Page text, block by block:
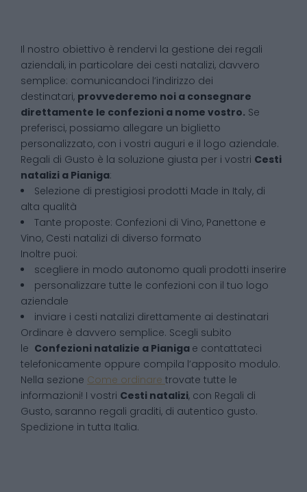
Il nostro obiettivo è rendervi la gestione dei regali
aziendali, in particolare dei cesti natalizi, davvero
semplice: comunicandoci l’indirizzo dei
destinatari, provvederemo noi a consegnare
direttamente le confezioni a nome vostro. Se
preferisci, possiamo allegare un biglietto
personalizzato, con i vostri auguri e il logo aziendale.
Regali di Gusto è la soluzione giusta per i vostri Cesti
natalizi a Pianiga:
Selezione di prestigiosi prodotti Made in Italy, di
alta qualità
Tante proposte: Confezioni di Vino, Panettone e
Vino, Cesti natalizi di diverso formato
Inoltre puoi:
scegliere in modo autonomo quali prodotti inserire
personalizzare tutte le confezioni con il tuo logo
aziendale
inviare i cesti natalizi direttamente ai destinatari
Ordinare è davvero semplice. Scegli subito
le Confezioni natalizie a Pianiga e contattateci
telefonicamente oppure compila l’apposito modulo.
Nella sezione Come ordinare trovate tutte le
informazioni! I vostri Cesti natalizi, con Regali di
Gusto, saranno regali graditi, di autentico gusto.
Spedizione in tutta Italia.